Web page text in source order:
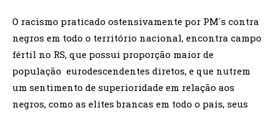
O racismo praticado ostensivamente por PM´s contra
negros em todo o território nacional, encontra campo
fértil no RS, que possui proporção maior de
população eurodescendentes diretos, e que nutrem
um sentimento de superioridade em relação aos
negros, como as elites brancas em todo o pais, seus